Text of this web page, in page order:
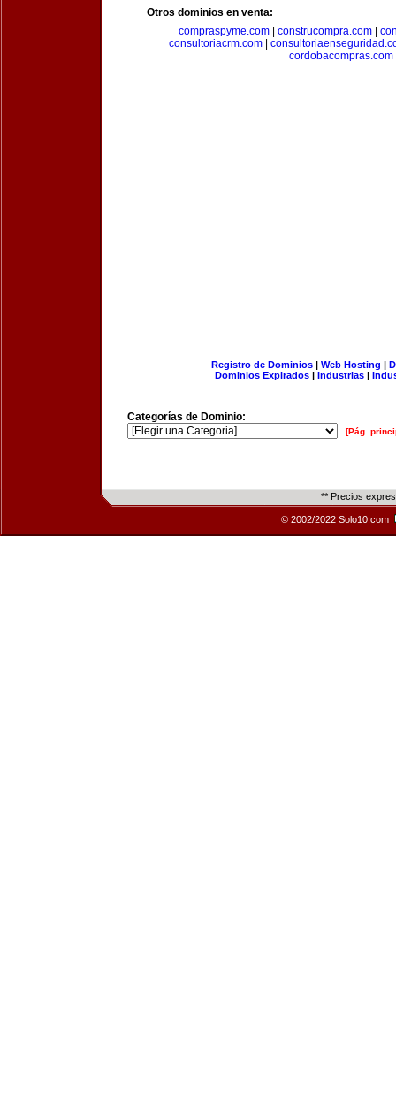
Otros dominios en venta:
compraspyme.com
construcompra.com
consultoriacrm.com|
cordobacompras.com
Registro de Dominios| Web Hosting |
Dominios Expirados | Industrias |
Categorías de Dominio:
[Pág.
** Precios
© 2002/2022 Solo10.com